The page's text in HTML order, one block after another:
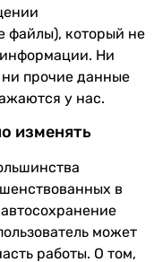
файлы), который не
Ни
прочие данные
у нас.
изменять
в
может
работы. О том,